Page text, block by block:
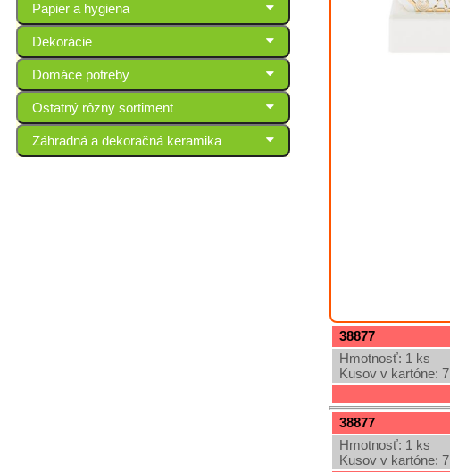
Papier a hygiena
Dekorácie
Domáce potreby
Ostatný rôzny sortiment
Záhradná a dekoračná keramika
38877
Hmotnosť: 1 ks
Kusov v kartóne: 7
38877
Hmotnosť: 1 ks
Kusov v kartóne: 7